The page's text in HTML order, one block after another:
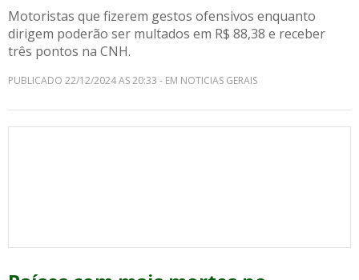
Motoristas que fizerem gestos ofensivos enquanto
dirigem poderão ser multados em R$ 88,38 e receber
três pontos na CNH.
PUBLICADO 22/12/2024 AS 20:33 - EM NOTICIAS GERAIS